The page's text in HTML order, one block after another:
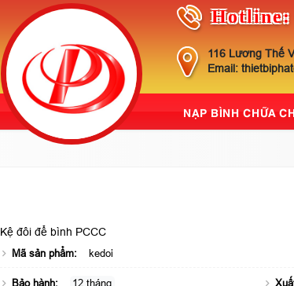
Hotline:
116 Lương Thế
Email:
NẠP BÌNH CHỮA
Kệ đôi để bình PCCC
Mã sản phẩm: kedoi
Bảo hành: 12 tháng